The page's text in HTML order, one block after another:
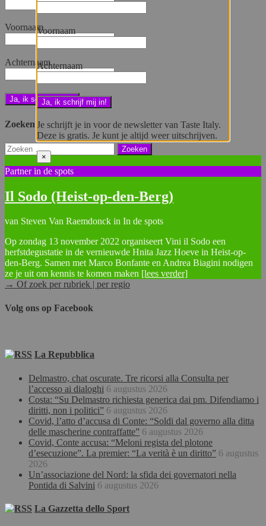
Voornaam
Achternaam
Zoeken
Zoeken
naar:
Partner in de spots
Il Sodo (Heist-op-den-Berg)
van Steven Van Raemdonck in In de spots
Op zondag 13 november 2022 organiseert Vini il Sodo een
herfstdegustatie in de vernieuwde Hnita Jazz Hoeve in Heist-op-
den-Berg. Samen met Marco Bonfante en Andrea Biagini nodigen
ze je uit om kennis te komen maken [lees verder]
→ Of zoek per rubriek | per regio
Volg ons op Facebook
La Repubblica
Delmastro, chat oscurate. Tre ricorsi alla Consulta per
l’accesso ai dialoghi 6 augustus 2026
Costa: “Su Delmastro richiesta generica dai pm. Difendiamo i
diritti, non i politici” 6 augustus 2026
Covid, l’atto d’accusa di Conte: “Soldi dal governo alla ditta
delle mascherine contraffatte” 6 augustus 2026
Covid, Conte accusa: “Meloni regista del plotone
d’esecuzione”. La premier: “La verità è un diritto” 6 augustus
2026
Un’associazione del Nord: la sfida dei governatori nella
Pontida di Salvini 6 augustus 2026
La Gazzetta dello Sport
Voornaam
Achternaam
Je schrijft je in voor de newsletter van Taste Italy.
Deze is gratis. Je kunt je altijd weer uitschrijven.
×